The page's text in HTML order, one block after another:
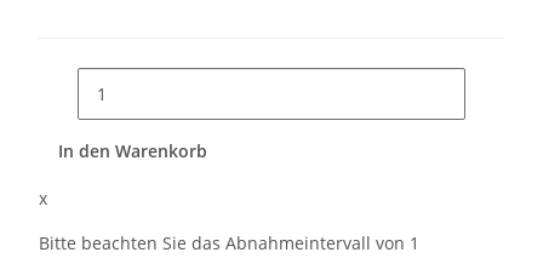
In den Warenkorb
x
Bitte beachten Sie das Abnahmeintervall von 1